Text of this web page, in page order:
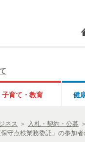
子育て・教育 健
ネス ＞ 入札・契約・公募 ＞
守点検業務委託」の参加